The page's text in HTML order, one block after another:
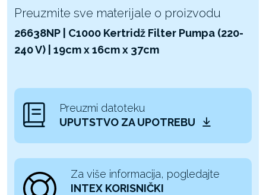
Preuzmite sve materijale o proizvodu
26638NP | C1000 Kertridž Filter Pumpa (220-
240 V) | 19cm x 16cm x 37cm
Preuzmi datoteku
UPUTSTVO ZA UPOTREBU
Za više informacija, pogledajte
INTEX KORISNIČKI